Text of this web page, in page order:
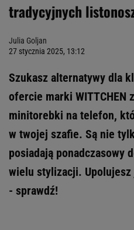
tradycyjnych
Julia Goljan
27 stycznia 2025, 13:12
Szukasz alternatywy dla
ofercie marki WITTCHEN
minitorebki na telefon,
w twojej szafie. Są nie
posiadają ponadczasowy
wielu stylizacji.
- sprawdź!